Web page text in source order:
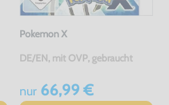
Pokemon X
DE/EN, mit OVP, gebraucht
nur66,99 €